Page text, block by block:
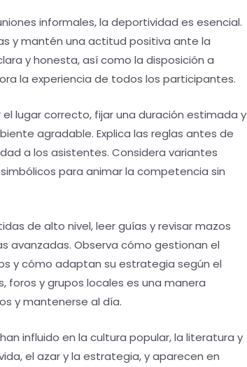
informales, la deportividad es esencial.
y mantén una actitud positiva ante la
y honesta, así como la disposición a
la experiencia de todos los participantes.
lugar correcto, fijar una duración estimada y
agradable. Explica las reglas antes de
a los asistentes. Considera variantes
para animar la competencia sin
de alto nivel, leer guías y revisar mazos
avanzadas. Observa cómo gestionan el
y cómo adaptan su estrategia según el
foros y grupos locales es una manera
y mantenerse al día.
influido en la cultura popular, la literatura y
el azar y la estrategia, y aparecen en